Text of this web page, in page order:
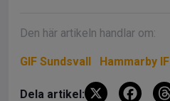
Den här artikeln handlar om:
GIF Sundsvall Hammarby IF
Dela artikel: X
F